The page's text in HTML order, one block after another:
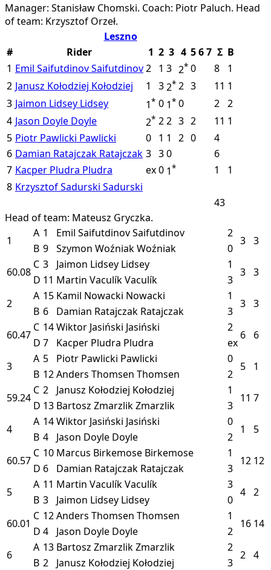
Manager: Stanisław Chomski. Coach: Piotr Paluch. Head
of team: Krzysztof Orzeł.
Leszno
#
Rider 1 2 3 4 567 Σ B
1 Emil SaifutdinovSaifutdinov2 1 3 2* 0 8
1
2 Janusz Kołodziej Kołodziej 1 32* 2 3 11 1
3 Jaimon Lidsey Lidsey 1* 0 1* 0 2 2
4 Jason Doyle Doyle 2* 22 3 2 11 1
5 Piotr Pawlicki Pawlicki 0 1 1 2 0
4
6 Damian Ratajczak Ratajczak 3 30
6
7 Kacper Pludra Pludra ex0 1* 1
1
8 Krzysztof Sadurski Sadurski
43
Head of team: Mateusz Gryczka.
1
A 1 Emil SaifutdinovSaifutdinov 2
3 3
B 9 Szymon WoźniakWoźniak
0
60.08
C 3 Jaimon Lidsey Lidsey 1
3 3
D 11 Martin VaculíkVaculík
3
2
A 15 Kamil Nowacki Nowacki 1
3 3
B 6 Damian Ratajczak Ratajczak
3
60.47
C 14Wiktor Jasiński Jasiński 2
6 6
D 7 Kacper Pludra Pludra
ex
3
A 5 Piotr Pawlicki Pawlicki 0
5 1
B 12Anders Thomsen Thomsen
2
59.24
C 2 Janusz Kołodziej Kołodziej 1
11 7
D 13 Bartosz ZmarzlikZmarzlik
3
4
A 14Wiktor Jasiński Jasiński 0
1 5
B 4 Jason Doyle Doyle
2
60.57
C 10 Marcus Birkemose Birkemose 1
12 12
D 6 Damian Ratajczak Ratajczak
3
5
A 11 Martin VaculíkVaculík 3
4 2
B 3 Jaimon Lidsey Lidsey
0
60.01
C 12Anders Thomsen Thomsen 1
16 14
D 4 Jason Doyle Doyle
2
6
A 13 Bartosz ZmarzlikZmarzlik 2
2 4
B 2 Janusz Kołodziej Kołodziej
3